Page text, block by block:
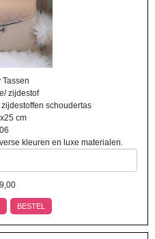
Tassen
zijdestof
schoudertas
cm
kleuren en luxe materialen.
BESTEL